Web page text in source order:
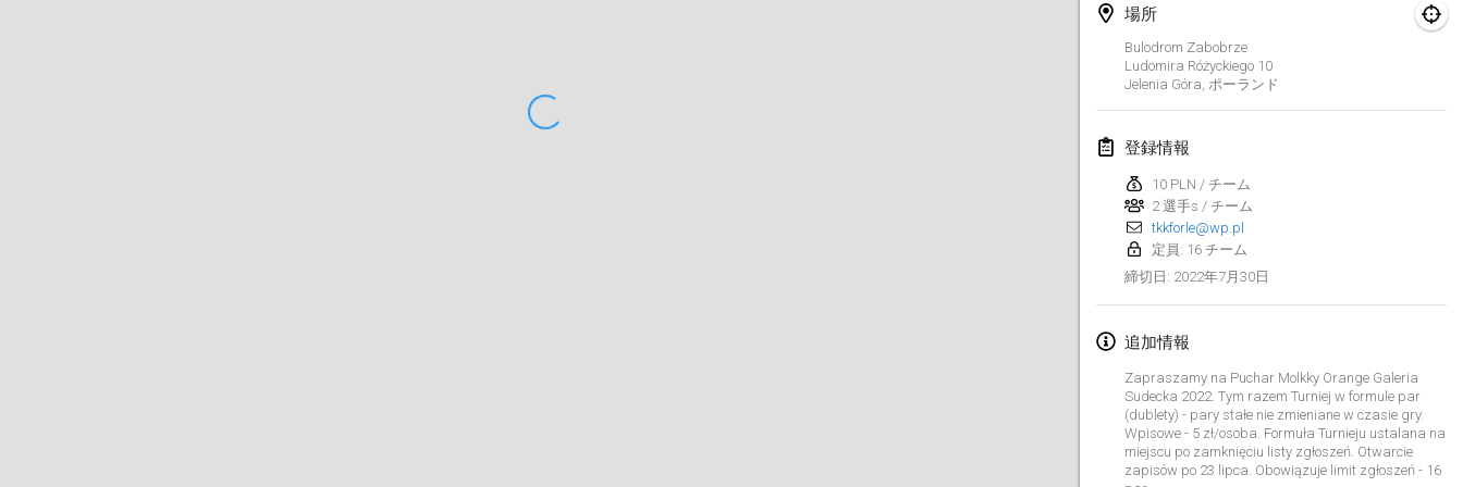
場所
Bulodrom Zabobrze
Ludomira Różyckiego 10
Jelenia Góra ポーランド
登録情報
10 PLN / チーム
2 選手s / チーム
tkkforle@wp.pl
定員: 16 チーム
締切日 : 2022年7月30日
追加情報
Zapraszamy na Puchar Molkky Orange Galeria
Sudecka 2022. Tym razem Turniej w formule par
(dublety) - pary stałe nie zmieniane w czasie gry.
Wpisowe - 5 zł/osoba. Formuła Turnieju ustalana na
miejscu po zamknięciu listy zgłoszeń. Otwarcie
zapisów po 23 lipca. Obowiązuje limit zgłoszeń - 16
2022年2月
MS v MÖLKPARKURU
2022年2月4日
TangoMölkky
2022年2月5日|
Kohti Kisoja
Yamagata Tournament
2022年2月13日 | 日本
West Indiv Cup
2022年2月19日| フランス